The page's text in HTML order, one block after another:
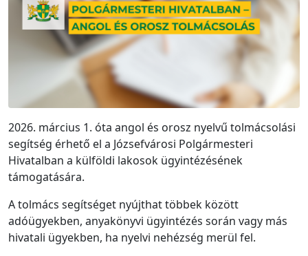
2026. március 1. óta angol és orosz nyelvű tolmácsolási
segítség érhető el a Józsefvárosi Polgármesteri
Hivatalban a külföldi lakosok ügyintézésének
támogatására.
A tolmács segítséget nyújthat többek között
adóügyekben, anyakönyvi ügyintézés során vagy más
hivatali ügyekben, ha nyelvi nehézség merül fel.